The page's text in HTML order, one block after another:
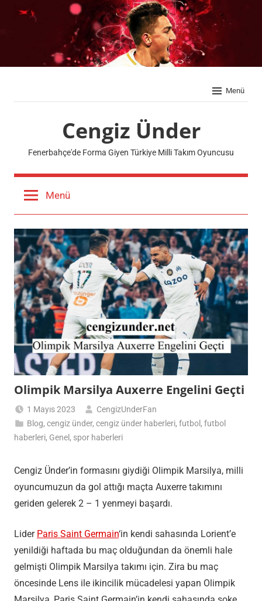
İçeriğe
Menü
Cengiz Ünder
Fenerbahçe'de Forma Giyen Türkiye Milli Takım Oyuncusu
Menü
Olimpik Marsilya Auxerre Engelini Geçti
1 Mayıs 2023
CengizUnderFan
Blog,cengiz ünder,cengiz ünder haberleri,futbol ,futbol
haberleri, Genel , spor haberleri
Cengiz Ünder’in formasını giydiği Olimpik Marsilya, milli
oyuncumuzun da gol attığı maçta Auxerre takımını
geriden gelerek 2 – 1 yenmeyi başardı.
Lider Paris Saint Germain‘in kendi sahasında Lorient’e
yenildiği haftada bu maç olduğundan da önemli hale
gelmişti Olimpik Marsilya takımı için. Zira bu maç
öncesinde Lens ile ikincilik mücadelesi yapan Olimpik